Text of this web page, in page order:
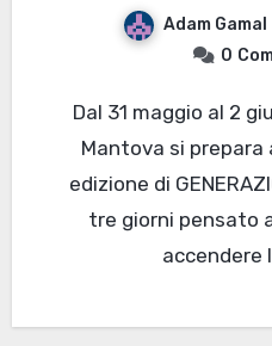
Adam Gamal
0
Dal 31 maggio al 2 giugno 2026, la città di
Mantova si
edizione di
tre giorni pensato
accendere